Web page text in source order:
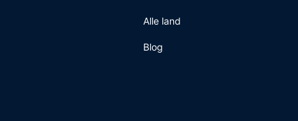
Alle land
Blog